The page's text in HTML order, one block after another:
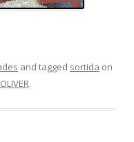
and tagged sortida on
.